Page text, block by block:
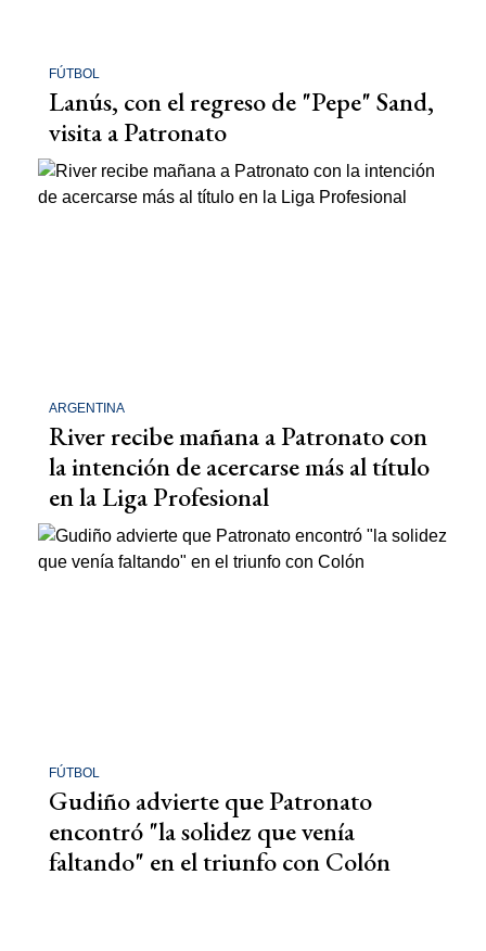
FÚTBOL
Lanús, con el regreso de "Pepe" Sand,
visita a Patronato
ARGENTINA
River recibe mañana a Patronato con
la intención de acercarse más al título
en la Liga Profesional
FÚTBOL
Gudiño advierte que Patronato
encontró "la solidez que venía
faltando" en el triunfo con Colón